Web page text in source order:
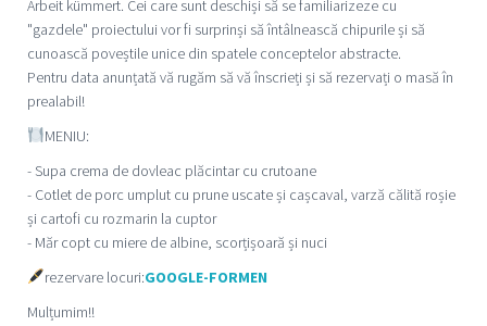
Arbeit kümmert. Cei care sunt deschiși să se familiarizeze cu
"gazdele" proiectului vor fi surprinși să întâlnească chipurile și să
cunoască poveștile unice din spatele conceptelor abstracte.
Pentru data anunțată vă rugăm să vă înscrieți și să rezervați o masă în
prealabil!
MENIU:
- Supa crema de dovleac plăcintar cu crutoane
- Cotlet de porc umplut cu prune uscate și cașcaval, varză călită roșie
și cartofi cu rozmarin la cuptor
- Măr copt cu miere de albine, scorțișoară și nuci
rezervare locuri:GOOGLE-FORMEN
Mulțumim!!